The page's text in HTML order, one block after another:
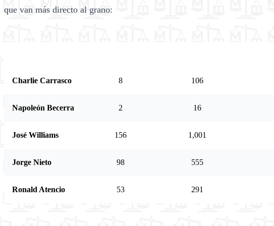
que van más directo al grano:
Charlie Carrasco 8 106
Napoleón Becerra 2 16
José Williams 156 1,001
Jorge Nieto 98 555
Ronald Atencio 53 291